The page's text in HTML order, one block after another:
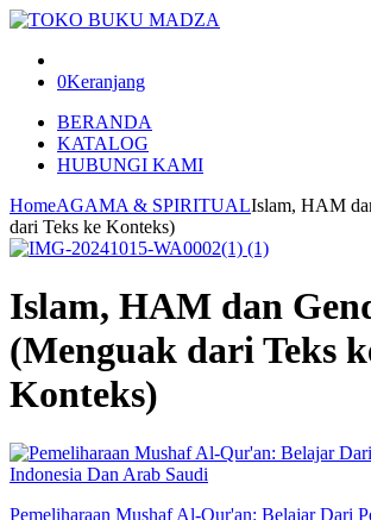
0Keranjang
BERANDA
KATALOG
HUBUNGI KAMI
HomeAGAMA & SPIRITUALIslam, HAM
dari Teks ke Konteks)
Islam, HAM dan
(Menguak dari Teks
Konteks)
Pemeliharaan Mushaf Al-Qur'an: Belajar Dari